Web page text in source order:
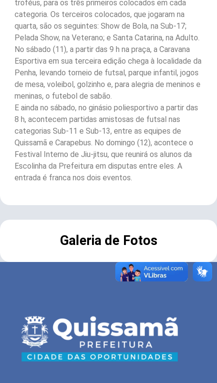
troféus, para os três primeiros colocados em cada
categoria. Os terceiros colocados, que jogaram na
quarta, são os seguintes: Show de Bola, na Sub-17;
Pelada Show, na Veterano; e Santa Catarina, na Adulto.
No sábado (11), a partir das 9 h na praça, a Caravana
Esportiva em sua terceira edição chega à localidade da
Penha, levando torneio de futsal, parque infantil, jogos
de mesa, voleibol, golzinho e, para alegria de meninos e
meninas, o futebol de sabão.
E ainda no sábado, no ginásio poliesportivo a partir das
8 h, acontecem partidas amistosas de futsal nas
categorias Sub-11 e Sub-13, entre as equipes de
Quissamã e Carapebus. No domingo (12), acontece o
Festival Interno de Jiu-jitsu, que reunirá os alunos da
Escolinha da Prefeitura em disputas entre eles. A
entrada é franca nos dois eventos.
Galeria de Fotos